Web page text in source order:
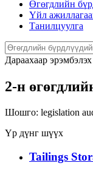
Өгөгдлийн
Үйл
Танилцуулга
Дараахаар эрэмбэлэх
2-н
Шошго: legislation
Үр дүнг шүүх
Tailings